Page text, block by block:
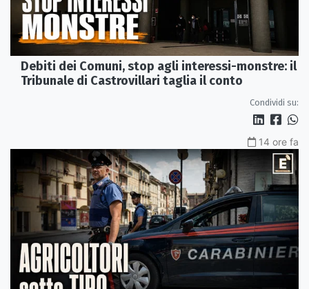
Debiti dei Comuni, stop agli interessi-monstre: il
Tribunale di Castrovillari taglia il conto
Condividi su:
14 ore fa